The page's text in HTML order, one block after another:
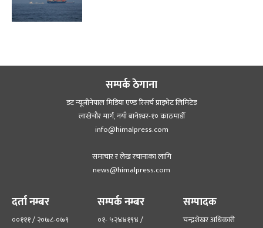
सम्पर्क ठेगाना
डट न्यूजीनेपाल मिडिया एण्ड रिसर्च प्राइभेट लिमिटेड
लाखेचौर मार्ग, नयाँ बानेश्‍वर-१० काठमाडौँ
info@himalpress.com
समाचार र लेख रचानाका लागि
news@himalpress.com
दर्ता नम्बर
००१११ / २०७८-०७९
सम्पर्क नम्बर
०१- ५२४४१९४ /
सम्पादक
चन्द्रशेखर अधिकारी